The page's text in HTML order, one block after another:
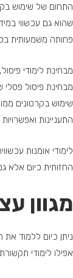
התחום של שימוש
שהוא גם עכשווי
פחותה משמעותית
מבחינת לימודי
מבחינת פיסול פסלי
שימוש בקרטונים
התעניינות
לימודי אומנות
החזותית כיום אלא
מגוון
ניתן כיום ללמוד את
אפילו לימודי